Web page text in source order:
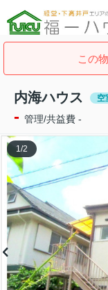
この
内海ハウス 空
- 管理/共益費 -
1/2